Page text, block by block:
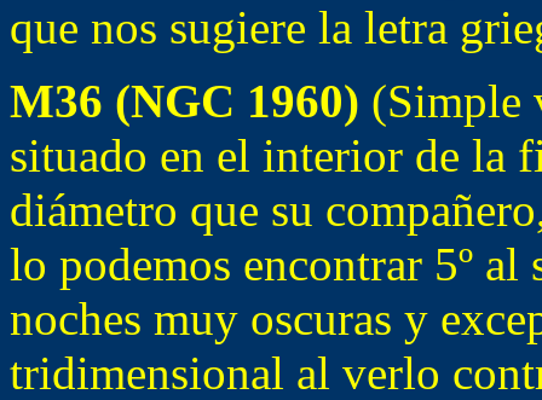
que nos sugiere la letra
M36 (NGC 1960) (Simple
situado en el interior de la
diámetro que su
lo podemos encontrar 5º al
noches muy oscuras y
tridimensional al verlo